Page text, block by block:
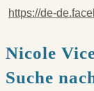
https://de-
Nicole
Suche